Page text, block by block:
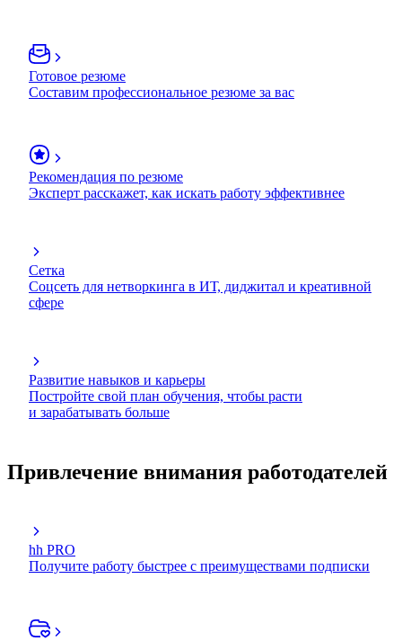
Готовое резюме
Составим профессиональное резюме за вас
Рекомендация по резюме
Эксперт расскажет, как искать работу эффективнее
Сетка
Соцсеть для нетворкинга в ИТ, диджитал и креативной
сфере
Развитие навыков и карьеры
Постройте свой план обучения, чтобы расти
и зарабатывать больше
Привлечение внимания работодателей
hh PRO
Получите работу быстрее с преимуществами подписки